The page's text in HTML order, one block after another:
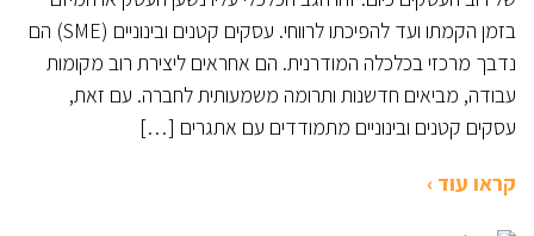
בזמן הקמתו ועד להפיכתו לרווחי. עסקים קטנים ובינוניים (SME) הם
נדבך מרכזי בכלכלה המודרנית. הם אחראים ליצירת רוב מקומות
עבודה, מביאים חדשנות ותרומה משמעותית לחברה. עם זאת,
עסקים קטנים ובינוניים מתמודדים עם אתגרים […]
קראו עוד ›